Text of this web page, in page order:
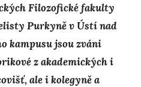
Filozofické fakulty
Purkyně v Ústí nad
kampusu jsou zváni
z akademických i
ale i kolegyně a